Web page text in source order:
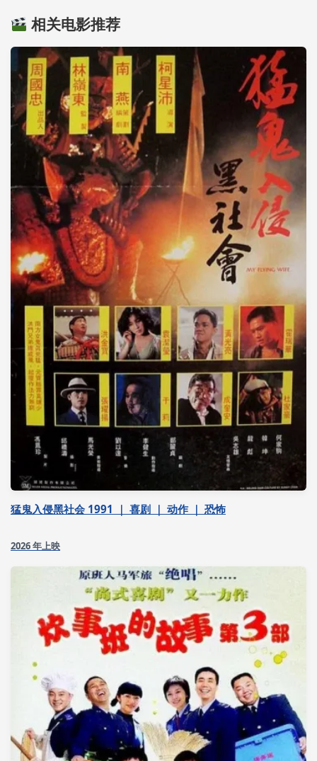
相关电影推荐
猛鬼入侵黑社会 1991 ｜ 喜剧 ｜ 动作 ｜ 恐怖
2026 年上映